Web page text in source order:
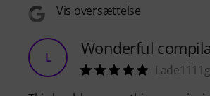
Vis oversættelse
L Wonderful